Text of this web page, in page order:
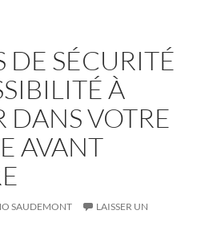
DE SÉCURITÉ
À
DANS VOTRE
AVANT
SAUDEMONT
LAISSER UN